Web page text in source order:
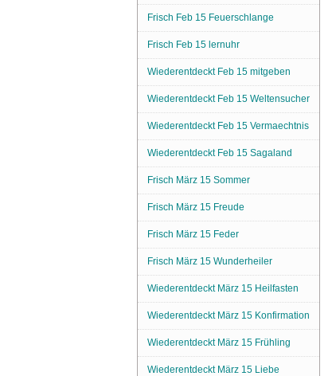
Frisch Feb 15 Feuerschlange
Frisch Feb 15 lernuhr
Wiederentdeckt Feb 15 mitgeben
Wiederentdeckt Feb 15 Weltensucher
Wiederentdeckt Feb 15 Vermaechtnis
Wiederentdeckt Feb 15 Sagaland
Frisch März 15 Sommer
Frisch März 15 Freude
Frisch März 15 Feder
Frisch März 15 Wunderheiler
Wiederentdeckt März 15 Heilfasten
Wiederentdeckt März 15 Konfirmation
Wiederentdeckt März 15 Frühling
Wiederentdeckt März 15 Liebe